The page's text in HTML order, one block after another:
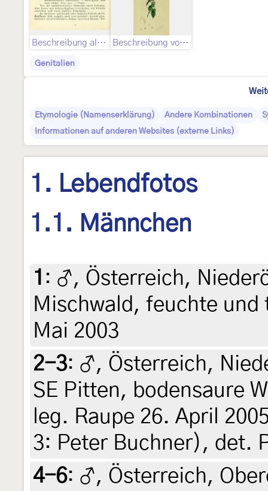
Beschreibung als Taleporia borealis Beschreibung von John Curtis als Cochleophasia tessellea
Genitalien
Etymologie (Namenserklärung) Andere Kombinationen
Informationen auf anderen Websites (externe Links)
1. Lebendfotos
1.1. Männchen
1 : ♂, Österreich,
Mischwald, feuchte und
Mai 2003
2-3: ♂, Österreich,
SE Pitten, bodensaure
leg. Raupe 26. April
3: Peter Buchner), det.
4-6: ♂, Österreich,